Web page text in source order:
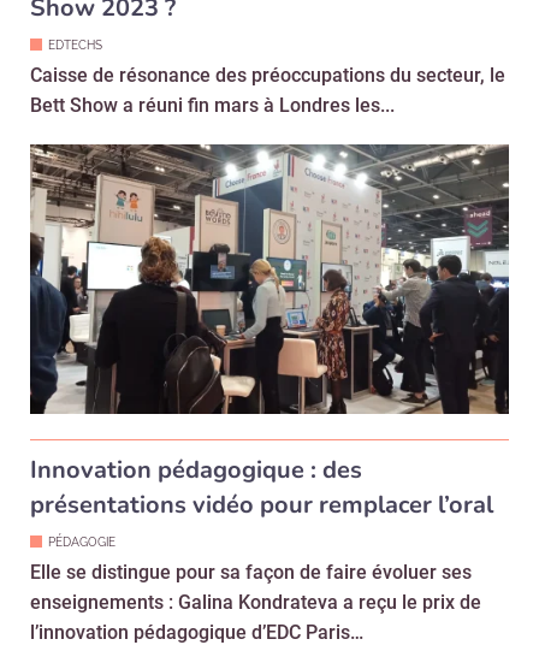
Show 2023 ?
EDTECHS
Caisse de résonance des préoccupations du secteur, le
Bett Show a réuni fin mars à Londres les...
Innovation pédagogique : des
présentations vidéo pour remplacer l’oral
PÉDAGOGIE
Elle se distingue pour sa façon de faire évoluer ses
enseignements : Galina Kondrateva a reçu le prix de
l’innovation pédagogique d’EDC Paris…